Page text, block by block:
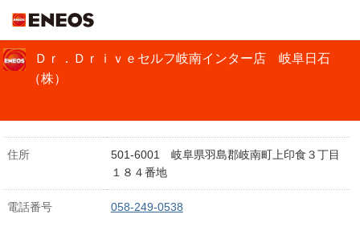
Ｄｒ．Ｄｒｉｖｅセルフ岐南インター店 岐阜日石
（株）
住所
501-6001 岐阜県羽島郡岐南町上印食３丁目
１８４番地
電話番号 058-249-0538